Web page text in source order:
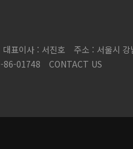
대표이사 : 서진호
주소 : 서울시
86-01748
CONTACT US